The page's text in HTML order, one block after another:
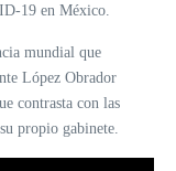
19 en México.
mundial que
López Obrador
contrasta con las
propio gabinete.